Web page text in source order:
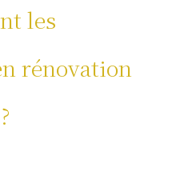
les
rénovation